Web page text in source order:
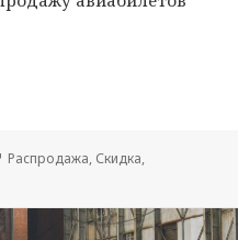
30% от «Уральских
Метки
Распродажа, Скидка,